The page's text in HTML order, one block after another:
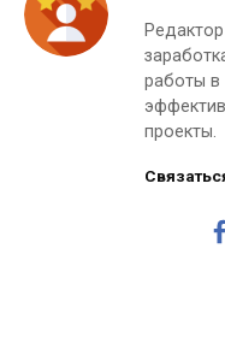
работы в
проекты.